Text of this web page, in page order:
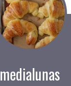
medialunas